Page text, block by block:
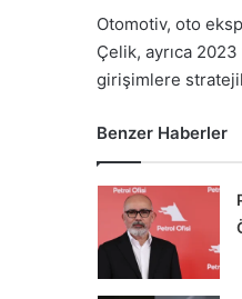
Otomotiv, oto
Çelik, ayrıca
girişimlere
Benzer Haberler